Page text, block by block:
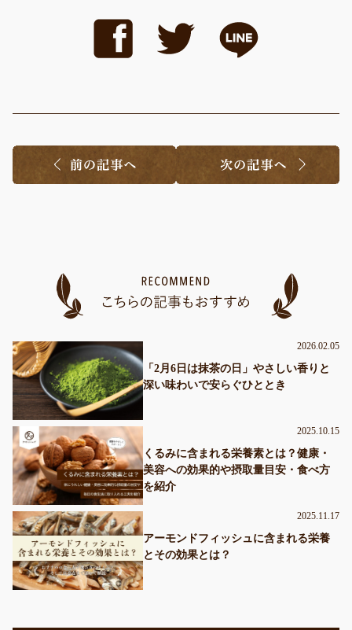
2026.02.05
「2月6日は抹茶の日」やさしい香りと
深い味わいで安らぐひととき
2025.10.15
くるみに含まれる栄養素とは？健康・
美容への効果的や摂取量目安・食べ方
を紹介
2025.11.17
アーモンドフィッシュに含まれる栄養
とその効果とは？